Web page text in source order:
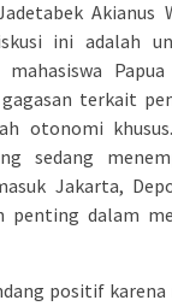
Akianus
ini adalah
terkait
otonomi
sedang
Jakarta,
penting dalam
positif karena